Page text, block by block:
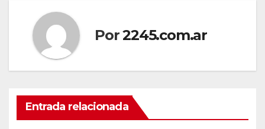
Por2245.com.ar
Entrada relacionada